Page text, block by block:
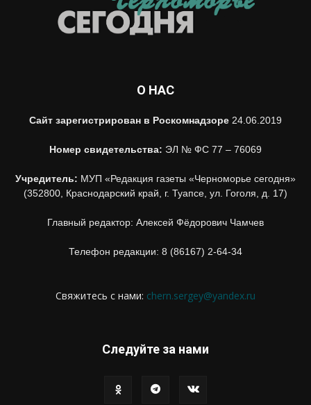
О НАС
Сайт зарегистрирован в Роскомнадзоре 24.06.2019
Номер свидетельства: ЭЛ № ФС 77 – 76069
Учредитель: МУП «Редакция газеты «Черноморье сегодня»
(352800, Краснодарский край, г. Туапсе, ул. Гоголя, д. 17)
Главный редактор: Алексей Фёдорович Чамчев
Телефон редакции: 8 (86167) 2-64-34
Свяжитесь с нами: chern.sergey@yandex.ru
Следуйте за нами